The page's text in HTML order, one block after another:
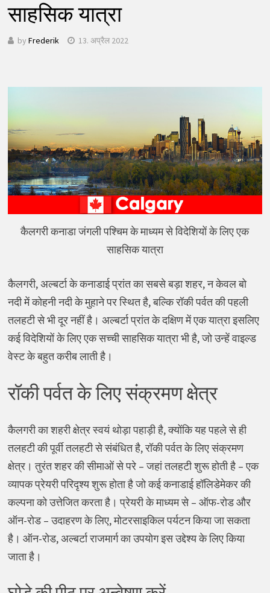
साहसिक यात्रा
by Frederik 13. अप्रैल 2022
कैलगरी कनाडा जंगली पश्चिम के माध्यम से विदेशियों के लिए एक
साहसिक यात्रा
कैलगरी, अल्बर्टा के कनाडाई प्रांत का सबसे बड़ा शहर, न केवल बो
नदी में कोहनी नदी के मुहाने पर स्थित है, बल्कि रॉकी पर्वत की पहली
तलहटी से भी दूर नहीं है। अल्बर्टा प्रांत के दक्षिण में एक यात्रा इसलिए
कई विदेशियों के लिए एक सच्ची साहसिक यात्रा भी है, जो उन्हें वाइल्ड
वेस्ट के बहुत करीब लाती है।
रॉकी पर्वत के लिए संक्रमण क्षेत्र
कैलगरी का शहरी क्षेत्र स्वयं थोड़ा पहाड़ी है, क्योंकि यह पहले से ही
तलहटी की पूर्वी तलहटी से संबंधित है, रॉकी पर्वत के लिए संक्रमण
क्षेत्र। तुरंत शहर की सीमाओं से परे – जहां तलहटी शुरू होती है – एक
व्यापक प्रेयरी परिदृश्य शुरू होता है जो कई कनाडाई हॉलिडेमेकर की
कल्पना को उत्तेजित करता है। प्रेयरी के माध्यम से – ऑफ-रोड और
ऑन-रोड – उदाहरण के लिए, मोटरसाइकिल पर्यटन किया जा सकता
है। ऑन-रोड, अल्बर्टा राजमार्ग का उपयोग इस उद्देश्य के लिए किया
जाता है।